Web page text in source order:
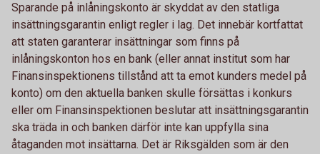
Sparande på inlåningskonto är skyddat av den statliga
insättningsgarantin enligt regler i lag. Det innebär kortfattat
att staten garanterar insättningar som finns på
inlåningskonton hos en bank (eller annat institut som har
Finansinspektionens tillstånd att ta emot kunders medel på
konto) om den aktuella banken skulle försättas i konkurs
eller om Finansinspektionen beslutar att insättningsgarantin
ska träda in och banken därför inte kan uppfylla sina
åtaganden mot insättarna. Det är Riksgälden som är den